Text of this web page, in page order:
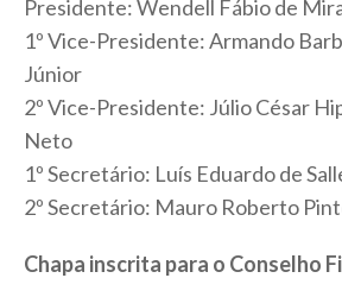
Presidente: Wendell Fábio de
1º Vice-Presidente: Armando
Júnior
2º Vice-Presidente: Júlio César
Neto
1º Secretário: Luís Eduardo de
2º Secretário: Mauro Roberto
Chapa inscrita para o Conselho